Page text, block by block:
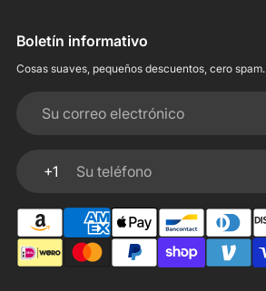
Boletín informativo
Cosas suaves, pequeños descuentos, cero spam.
Su correo electrónico
+1
Su teléfono